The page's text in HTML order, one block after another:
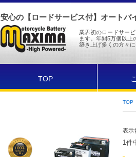
安心の【ロードサービス付】オート
業界初のロードサー
ます。年間5万個以上
築き上げ多くの方々
TOP
TOP
表示
1件